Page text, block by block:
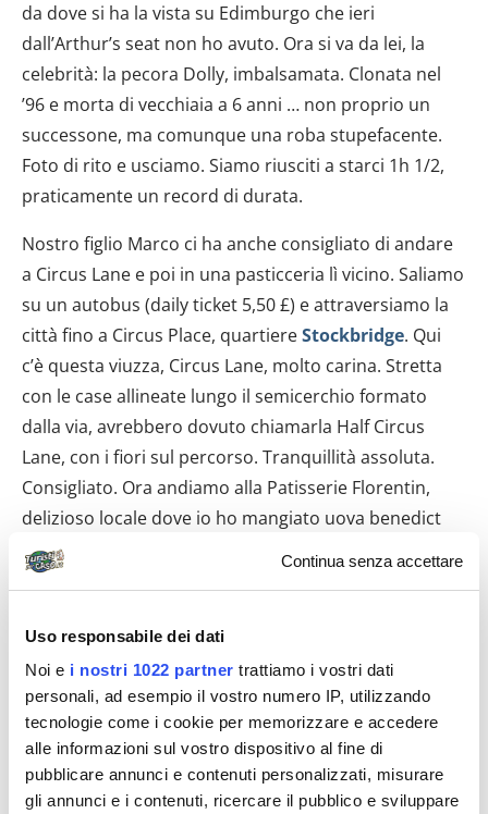
Continua senza accettare
Uso responsabile dei dati
Noi e i nostri 1022 partner trattiamo i vostri dati
personali, ad esempio il vostro numero IP, utilizzando
tecnologie come i cookie per memorizzare e accedere
alle informazioni sul vostro dispositivo al fine di
pubblicare annunci e contenuti personalizzati, misurare
gli annunci e i contenuti, ricercare il pubblico e sviluppare
da dove si ha la vista su Edimburgo che ieri
dall’Arthur’s seat non ho avuto. Ora si va da lei, la
celebrità: la pecora Dolly, imbalsamata. Clonata nel
’96 e morta di vecchiaia a 6 anni … non proprio un
successone, ma comunque una roba stupefacente.
Foto di rito e usciamo. Siamo riusciti a starci 1h 1/2,
praticamente un record di durata.
Nostro figlio Marco ci ha anche consigliato di andare
a Circus Lane e poi in una pasticceria lì vicino. Saliamo
su un autobus (daily ticket 5,50 £) e attraversiamo la
città fino a Circus Place, quartiereStockbridge. Qui
c’è questa viuzza, Circus Lane, molto carina. Stretta
con le case allineate lungo il semicerchio formato
dalla via, avrebbero dovuto chiamarla Half Circus
Lane, con i fiori sul percorso. Tranquillità assoluta.
Consigliato. Ora andiamo alla Patisserie Florentin,
delizioso locale dove io ho mangiato uova benedict
con haggis, cioè pane tostato, uova in camicia posate
su questa specie di ragù tipico scozzese fatto di,
ficcato dentro lo stomaco della pecora di prima e poi
bollito. Detto così fa abbastanza senso, ma è buono.
Forte, ma buono. Laura ha rischiato meno ed ha
optato per una croque monsieur con l’avocado
(anche lei, comunque) e altre robe. Ha detto che era
buono pure quello. Chiacchieriamo un po’ con una